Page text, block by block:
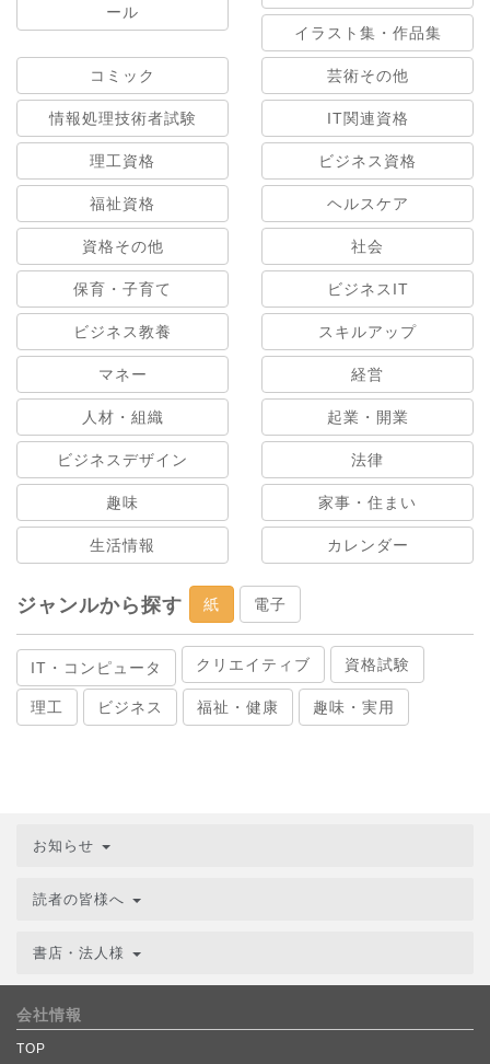
ール
イラスト集・作品集
コミック 芸術その他
情報処理技術者試験 IT関連資格
理工資格 ビジネス資格
福祉資格 ヘルスケア
資格その他 社会
保育・子育て ビジネスIT
ビジネス教養 スキルアップ
マネー 経営
人材・組織 起業・開業
ビジネスデザイン 法律
趣味 家事・住まい
生活情報 カレンダー
ジャンルから探す 紙 電子
IT・コンピュータ クリエイティブ 資格試験
理工 ビジネス 福祉・健康 趣味・実用
お知らせ
読者の皆様へ
書店・法人様
会社情報
TOP